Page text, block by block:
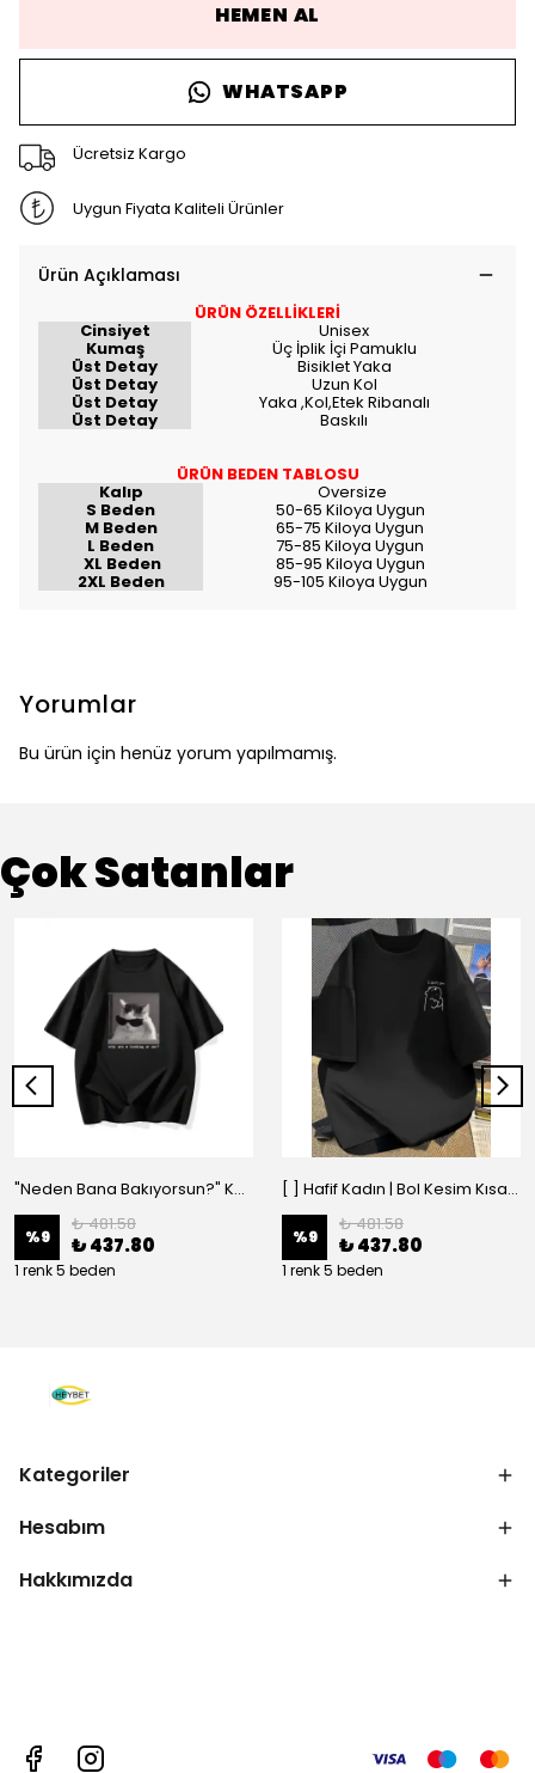
HEMEN AL
WHATSAPP
Ücretsiz Kargo
Uygun Fiyata Kaliteli Ürünler
Ürün Açıklaması
ÜRÜN ÖZELLİKLERİ
Cinsiyet Unisex
Kumaş Üç İplik İçi Pamuklu
Üst Detay Bisiklet Yaka
Üst Detay Uzun Kol
Üst Detay Yaka ,Kol,Etek Ribanalı
Üst Detay Baskılı
ÜRÜN BEDEN TABLOSU
Kalıp Oversize
S Beden 50-65 Kiloya Uygun
M Beden 65-75 Kiloya Uygun
L Beden 75-85 Kiloya Uygun
XL Beden 85-95 Kiloya Uygun
2XL Beden 95-105 Kiloya Uygun
Yorumlar
Bu ürün için henüz yorum yapılmamış.
Çok Satanlar
"Neden Bana Bakıyorsun?" Komik Kedi Grafik Tişört - Dijital Baskılı Siyah Bol - Siyah
%9
₺ 481.58
₺ 437.80
1 renk 5 beden
[ ] Hafif Kadın | Bol Kesim Kısa Kollu Yuvarlak Yaka Eğlenceli Karikatür Ayı ve - Siyah
%9
₺ 481.58
₺ 437.80
1 renk 5 beden
Kategoriler
Hesabım
Hakkımızda